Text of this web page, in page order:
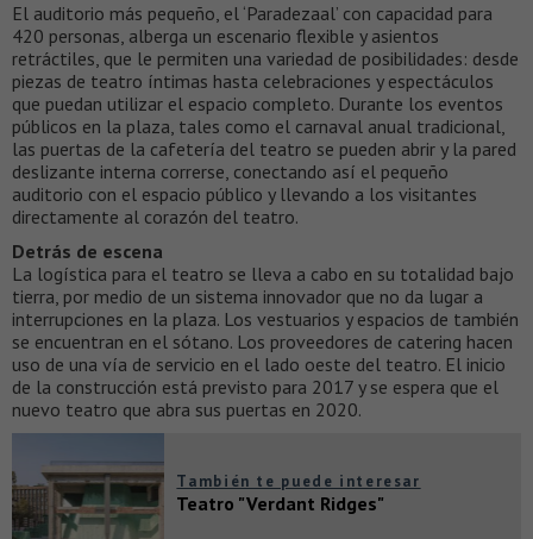
El auditorio más pequeño, el ‘Paradezaal’ con capacidad para
420 personas, alberga un escenario flexible y asientos
retráctiles, que le permiten una variedad de posibilidades: desde
piezas de teatro íntimas hasta celebraciones y espectáculos
que puedan utilizar el espacio completo. Durante los eventos
públicos en la plaza, tales como el carnaval anual tradicional,
las puertas de la cafetería del teatro se pueden abrir y la pared
deslizante interna correrse, conectando así el pequeño
auditorio con el espacio público y llevando a los visitantes
directamente al corazón del teatro.
Detrás de escena
La logística para el teatro se lleva a cabo en su totalidad bajo
tierra, por medio de un sistema innovador que no da lugar a
interrupciones en la plaza. Los vestuarios y espacios de también
se encuentran en el sótano. Los proveedores de catering hacen
uso de una vía de servicio en el lado oeste del teatro. El inicio
de la construcción está previsto para 2017 y se espera que el
nuevo teatro que abra sus puertas en 2020.
También te puede interesar
Teatro "Verdant Ridges"